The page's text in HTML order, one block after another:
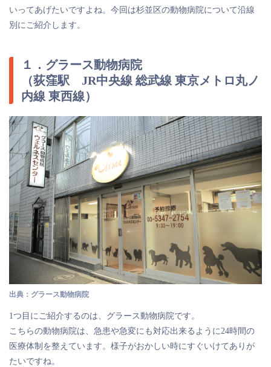
いってあげたいですよね。今回は杉並区の動物病院について沿線
別にご紹介します。
１．グラース動物病院
（荻窪駅 JR中央線 総武線 東京メトロ丸ノ
内線 東西線）
出典：グラース動物病院
1つ目にご紹介するのは、グラース動物病院です。
こちらの動物病院は、急患や急変にも対応出来るように24時間の
医療体制を整えています。様子がおかしい時にすぐいけてありが
たいですね。